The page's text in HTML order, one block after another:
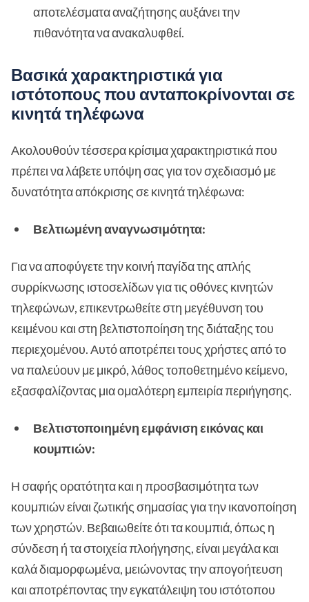
αποτελέσματα αναζήτησης αυξάνει την
πιθανότητα να ανακαλυφθεί.
Βασικά χαρακτηριστικά για
ιστότοπους που ανταποκρίνονται σε
κινητά τηλέφωνα
Ακολουθούν τέσσερα κρίσιμα χαρακτηριστικά που
πρέπει να λάβετε υπόψη σας για τον σχεδιασμό με
δυνατότητα απόκρισης σε κινητά τηλέφωνα:
Βελτιωμένη αναγνωσιμότητα:
Για να αποφύγετε την κοινή παγίδα της απλής
συρρίκνωσης ιστοσελίδων για τις οθόνες κινητών
τηλεφώνων, επικεντρωθείτε στη μεγέθυνση του
κειμένου και στη βελτιστοποίηση της διάταξης του
περιεχομένου. Αυτό αποτρέπει τους χρήστες από το
να παλεύουν με μικρό, λάθος τοποθετημένο κείμενο,
εξασφαλίζοντας μια ομαλότερη εμπειρία περιήγησης.
Βελτιστοποιημένη εμφάνιση εικόνας και
κουμπιών:
Η σαφής ορατότητα και η προσβασιμότητα των
κουμπιών είναι ζωτικής σημασίας για την ικανοποίηση
των χρηστών. Βεβαιωθείτε ότι τα κουμπιά, όπως η
σύνδεση ή τα στοιχεία πλοήγησης, είναι μεγάλα και
καλά διαμορφωμένα, μειώνοντας την απογοήτευση
και αποτρέποντας την εγκατάλειψη του ιστότοπου